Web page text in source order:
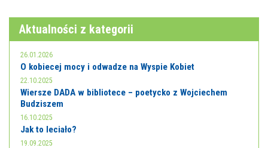
Aktualności z kategorii
26.01.2026
O kobiecej mocy i odwadze na Wyspie Kobiet
22.10.2025
Wiersze DADA w bibliotece – poetycko z Wojciechem
Budziszem
16.10.2025
Jak to leciało?
19.09.2025